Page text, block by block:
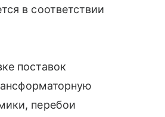
в соответствии
поставок
перебои